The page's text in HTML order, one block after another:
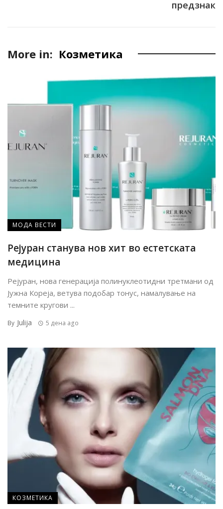
предзнак
More in: Козметика
МОДА ВЕСТИ
Рејуран станува нов хит во естетската
медицина
Рејуран, нова генерација полинуклеотидни третмани од
Јужна Кореја, ветува подобар тонус, намалување на
темните кругови ...
By Julija 5 дена ago
КОЗМЕТИКА